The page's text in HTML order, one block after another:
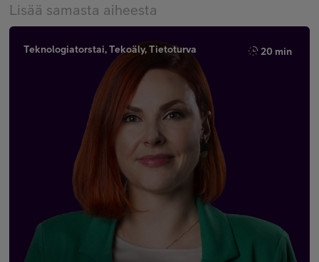
Lisää samasta aiheesta
Teknologiatorstai, Tekoäly, Tietoturva 20 min